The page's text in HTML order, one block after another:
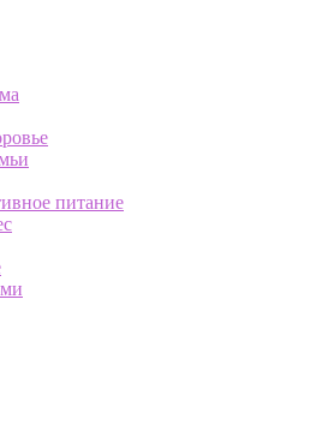
питание